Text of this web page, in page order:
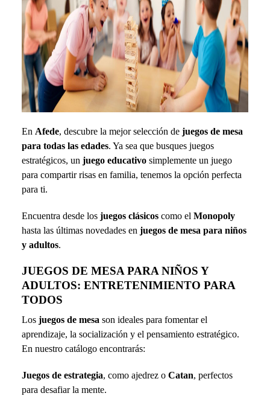
En Afede, descubre la mejor selección de juegos de mesa
para todas las edades. Ya sea que busques juegos
estratégicos, un juego educativo simplemente un juego
para compartir risas en familia, tenemos la opción perfecta
para ti.
Encuentra desde los juegos clásicos como el Monopoly
hasta las últimas novedades en juegos de mesa para niños
y adultos.
JUEGOS DE MESA PARA NIÑOS Y
ADULTOS: ENTRETENIMIENTO PARA
TODOS
Los juegos de mesa son ideales para fomentar el
aprendizaje, la socialización y el pensamiento estratégico.
En nuestro catálogo encontrarás:
Juegos de estrategia, como ajedrez o Catan, perfectos
para desafiar la mente.